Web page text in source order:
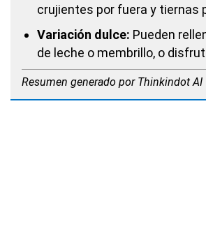
crujientes por fuera y tiernas
Variación dulce: Pueden
de leche o membrillo, o
Resumen generado por Thinkindot AI